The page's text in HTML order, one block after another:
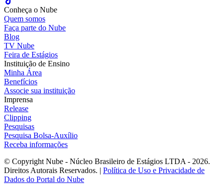
Conheça o Nube
Quem somos
Faça parte do Nube
Blog
TV Nube
Feira de Estágios
Instituição de Ensino
Minha Área
Benefícios
Associe sua instituição
Imprensa
Release
Clipping
Pesquisas
Pesquisa Bolsa-Auxílio
Receba informações
© Copyright Nube - Núcleo Brasileiro de Estágios LTDA - 2026.
Direitos Autorais Reservados. | Política de Uso e Privacidade de
Dados do Portal do Nube